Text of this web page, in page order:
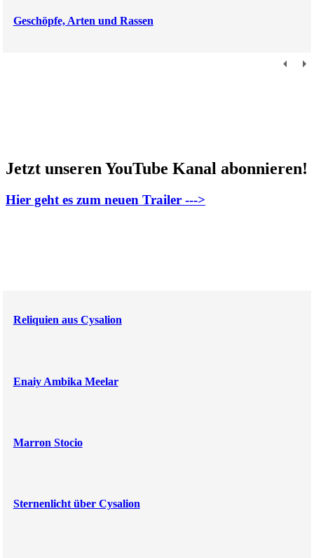
Geschöpfe, Arten und Rassen
Jetzt unseren YouTube Kanal abonnieren!
Hier geht es zum neuen Trailer --->
Reliquien aus Cysalion
Enaiy Ambika Meelar
Marron Stocio
Sternenlicht über Cysalion